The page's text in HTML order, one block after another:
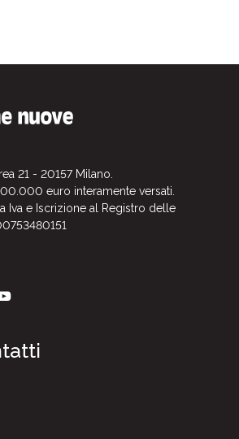
21 - 20157 Milano.
euro interamente versati.
Iva e Iscrizione al Registro delle